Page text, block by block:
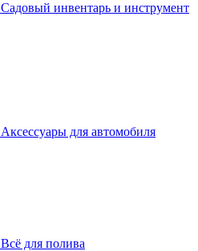
Садовый инвентарь и инструмент
Аксессуары для автомобиля
Всё для полива